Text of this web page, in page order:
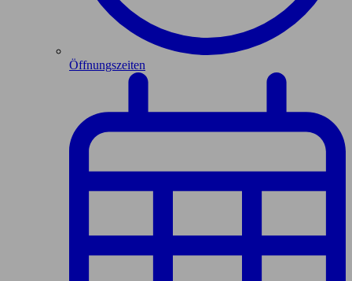
Öffnungszeiten